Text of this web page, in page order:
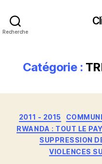
Recherche
Catégorie :
2011 - 2015
RWANDA : TOUT LE
SUPPRESSION
VIOLENCES